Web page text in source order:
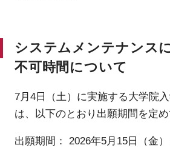
システムメンテナンス
不可時間について
7月4日（土）に実施する大学院
は、以下のとおり出願期間を定め
出願期間： 2026年5月15日（金）